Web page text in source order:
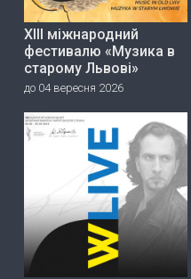
ХІІІ міжнародний
фестивалю «Музика в
старому Львові»
до 04 вересня 2026